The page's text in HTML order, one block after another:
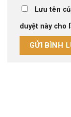
Lưu tên
duyệt này cho